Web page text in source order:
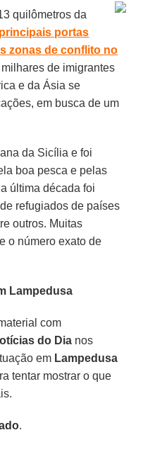
quilômetros da
portas
zonas de conflito no
de imigrantes
e da Ásia se
em busca de um
da Sicília e foi
boa pesca e pelas
última década foi
refugiados de países
outros. Muitas
o número exato de
Lampedusa
com
do Dia nos
em Lampedusa
tentar mostrar o que
.